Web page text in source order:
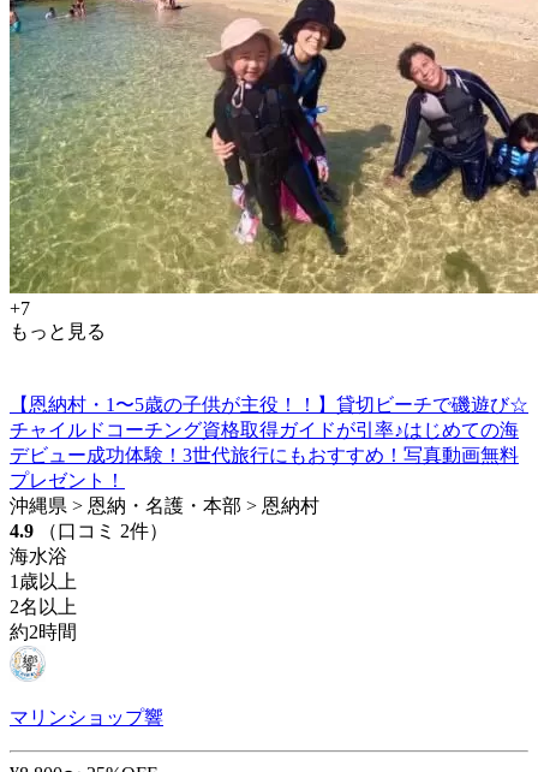
+7
もっと見る
【恩納村・1〜5歳の子供が主役！！】貸切ビーチで磯遊び☆
チャイルドコーチング資格取得ガイドが引率♪はじめての海
デビュー成功体験！3世代旅行にもおすすめ！写真動画無料
プレゼント！
沖縄県 > 恩納・名護・本部 > 恩納村
4.9
（口コミ 2件）
海水浴
1歳以上
2名以上
約2時間
マリンショップ響